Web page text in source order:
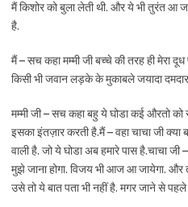
मैं किशोर को बुला लेती थी. और ये भी तुरंत आ
है.
मैं – सच कहा मम्मी जी बच्चे की तरह ही मेरा दूध
किसी भी जवान लड़के के मुकाबले जयादा
मम्मी जी – सच कहा बहु ये घोडा कई औरतो
इसका इंतज़ार करती है.मैं – वहा चाचा जी क्या
वाली है. जो ये घोडा अब हमारे पास है.चाचा जी
मुझे जाना होगा. विजय भी आज आ जायेगा. और
उसे तो ये बात पता भी नहीं है. मगर जाने से पहले